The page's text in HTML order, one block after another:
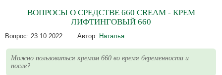
ВОПРОСЫ О СРЕДСТВЕ 660 CREAM - КРЕМ
ЛИФТИНГОВЫЙ 660
Вопрос: 23.10.2022 Автор: Наталья
Можно пользоваться кремом 660 во время беременности и
после?